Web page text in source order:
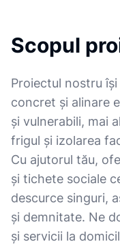
Scopul
Proiectul nostru
concret și alinare
și vulnerabili, mai
frigul și izolarea
Cu ajutorul tău,
și tichete sociale
descurce singuri,
și demnitate. Ne
și servicii la